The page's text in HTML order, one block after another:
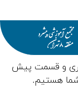
و قسمت پیش
هستیم.